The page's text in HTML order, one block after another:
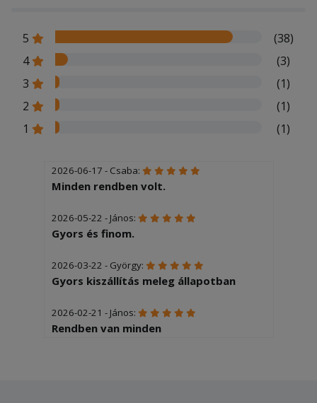
5
(38)
4
(3)
3
(1)
2
(1)
1
(1)
2026-06-17 - Csaba:
Minden rendben volt.
2026-05-22 - János:
Gyors és finom.
2026-03-22 - György:
Gyors kiszállítás meleg állapotban
2026-02-21 - János:
Rendben van minden